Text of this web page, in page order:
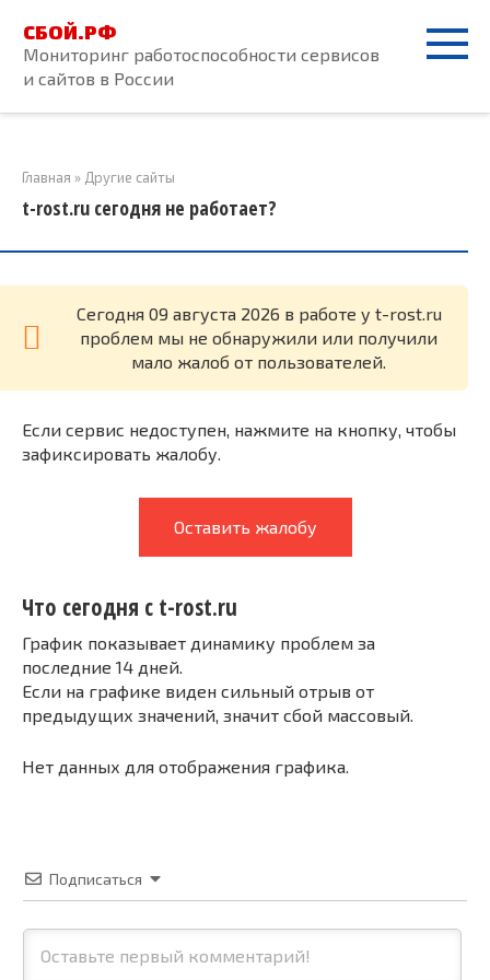
контенту
СБОЙ.РФ
Мониторинг работоспособности сервисов
и сайтов в России
Главная » Другие сайты
t-rost.ru сегодня не работает?
Cегодня 09 августа 2026 в работе у t-rost.ru
проблем мы не обнаружили или получили
мало жалоб от пользователей.
Если сервис недоступен, нажмите на кнопку, чтобы
зафиксировать жалобу.
Оставить жалобу
Что сегодня с t-rost.ru
График показывает динамику проблем за
последние 14 дней.
Если на графике виден сильный отрыв от
предыдущих значений, значит сбой массовый.
Нет данных для отображения графика.
Подписаться